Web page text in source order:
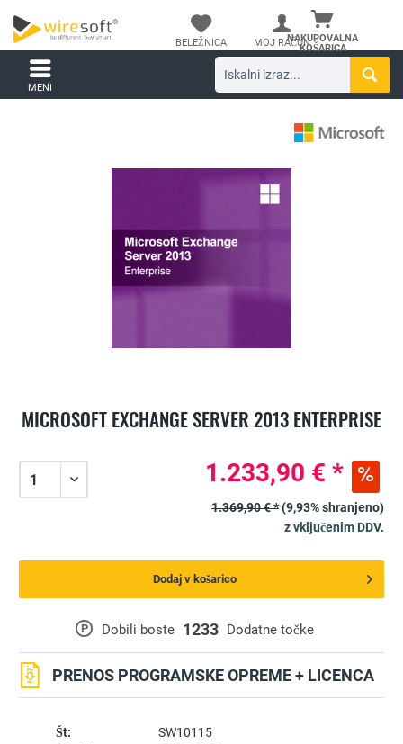
NAKUPOVALNA
KOŠARICA
BELEŽNICA MOJ RAČUN
MENI
MICROSOFT EXCHANGE SERVER 2013 ENTERPRISE
Št:
SW10115
P Dobili boste 1233 Dodatne točke
PRENOS PROGRAMSKE OPREME + LICENCA
1.233,90 € *
1.369,90 € *(9,93% shranjeno)
z vključenim DDV.
Dodaj v košarico